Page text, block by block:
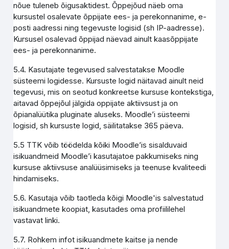
nõue tuleneb õigusaktidest. Õppejõud näeb oma
kursustel osalevate õppijate ees- ja perekonnanime, e-
posti aadressi ning tegevuste logisid (sh IP-aadresse).
Kursusel osalevad õppijad näevad ainult kaasõppijate
ees- ja perekonnanime.
5.4. Kasutajate tegevused salvestatakse Moodle
süsteemi logidesse. Kursuste logid näitavad ainult neid
tegevusi, mis on seotud konkreetse kursuse kontekstiga,
aitavad õppejõul jälgida oppijate aktiivsust ja on
õpianalüütika pluginate aluseks. Moodle’i süsteemi
logisid, sh kursuste logid, säilitatakse 365 päeva.
5.5 TTK võib töödelda kõiki Moodle’is sisalduvaid
isikuandmeid Moodle’i kasutajatoe pakkumiseks ning
kursuse aktiivsuse analüüsimiseks ja teenuse kvaliteedi
hindamiseks.
5.6. Kasutaja võib taotleda kõigi Moodle'is salvestatud
isikuandmete koopiat, kasutades oma profiililehel
vastavat linki.
5.7. Rohkem infot isikuandmete kaitse ja nende